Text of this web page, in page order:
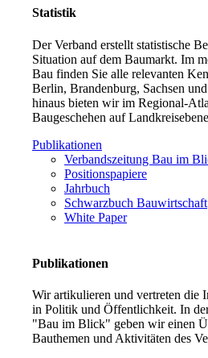
Statistik
Der Verband erstellt statistische
Situation auf dem Baumarkt. Im
Bau finden Sie alle relevanten
Berlin, Brandenburg, Sachsen
hinaus bieten wir im Regional-
Baugeschehen auf
Publikationen
Verbandszeitung Bau im
Positionspapiere
Jahrbuch
Schwarzbuch Bauwirtschaft
White Paper
Publikationen
Wir artikulieren und vertreten die
in Politik und Öffentlichkeit. In
"Bau im Blick" geben wir einen
Bauthemen und Aktivitäten des